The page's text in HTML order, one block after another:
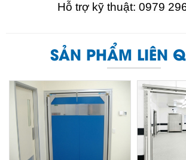
Hỗ trợ kỹ thuật: 0979
SẢN PHẨM LIÊN